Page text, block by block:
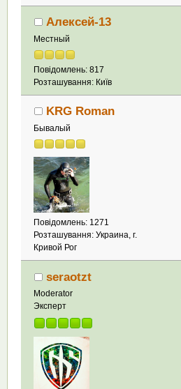
Алексей-13
Местный
Повідомлень: 817
Розташування: Київ
KRG Roman
Бывалый
Повідомлень: 1271
Розташування: Украина, г.
Кривой Рог
seraotzt
Moderator
Эксперт